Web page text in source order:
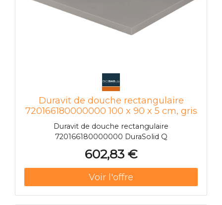
Duravit de douche rectangulaire
720166180000000 100 x 90 x 5 cm, gris
béton
Duravit de douche rectangulaire
720166180000000 DuraSolid Q
602,83 €